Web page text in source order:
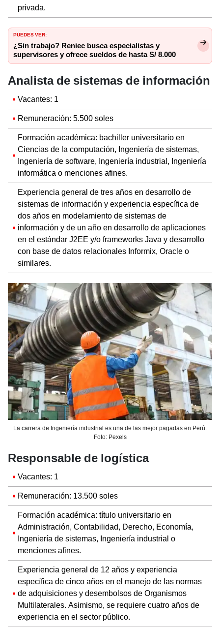
privada.
PUEDES VER:
¿Sin trabajo? Reniec busca especialistas y
supervisores y ofrece sueldos de hasta S/ 8.000
Analista de sistemas de información
Vacantes: 1
Remuneración: 5.500 soles
Formación académica: bachiller universitario en
Ciencias de la computación, Ingeniería de sistemas,
Ingeniería de software, Ingeniería industrial, Ingeniería
informática o menciones afines.
Experiencia general de tres años en desarrollo de
sistemas de información y experiencia específica de
dos años en modelamiento de sistemas de
información y de un año en desarrollo de aplicaciones
en el estándar J2EE y/o frameworks Java y desarrollo
con base de datos relacionales Informix, Oracle o
similares.
La carrera de Ingeniería industrial es una de las mejor pagadas en Perú.
Foto: Pexels
Responsable de logística
Vacantes: 1
Remuneración: 13.500 soles
Formación académica: título universitario en
Administración, Contabilidad, Derecho, Economía,
Ingeniería de sistemas, Ingeniería industrial o
menciones afines.
Experiencia general de 12 años y experiencia
específica de cinco años en el manejo de las normas
de adquisiciones y desembolsos de Organismos
Multilaterales. Asimismo, se requiere cuatro años de
experiencia en el sector público.